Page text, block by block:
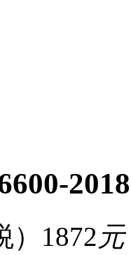
1872 元